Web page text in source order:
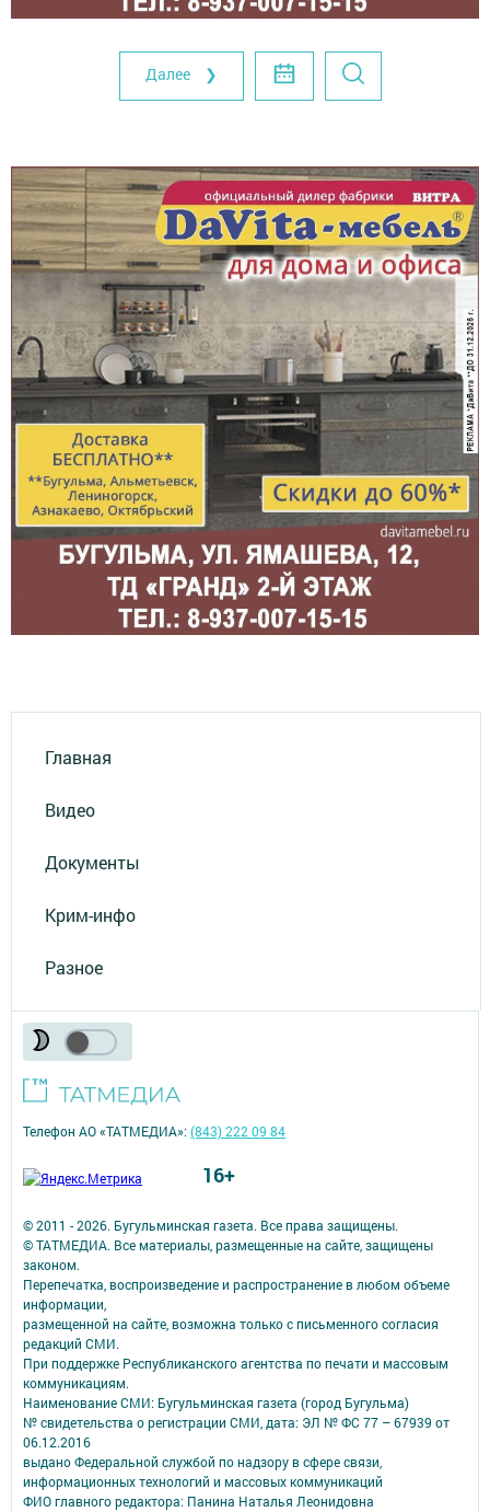
Далее ❯
Главная
Видео
Документы
Крим-инфо
Разное
© 2011 - 2026. Бугульминская газета. Все права защищены.
© ТАТМЕДИА. Все материалы, размещенные на сайте, защищены
законом.
Перепечатка, воспроизведение и распространение в любом объеме
информации,
размещенной на сайте, возможна только с письменного согласия
редакций СМИ.
При поддержке Республиканского агентства по печати и массовым
коммуникациям.
Наименование СМИ: Бугульминская газета (город Бугульма)
№ свидетельства о регистрации СМИ, дата: ЭЛ № ФС 77 – 67939 от
06.12.2016
выдано Федеральной службой по надзору в сфере связи,
информационных технологий и массовых коммуникаций
ФИО главного редактора: Панина Наталья Леонидовна
Телефон АО «ТАТМЕДИА»:(843) 222 09 84
16+